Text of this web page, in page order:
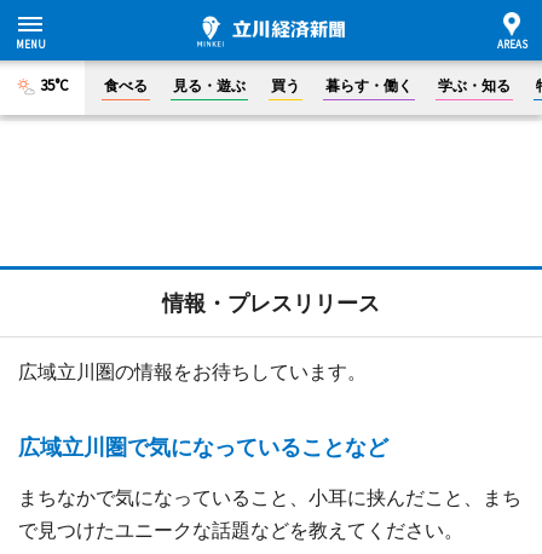
35°C 食べる 見る・遊ぶ 買う 暮らす・働く 学ぶ・知る
情報・プレスリリース
広域立川圏の情報をお待ちしています。
広域立川圏で気になっていることなど
まちなかで気になっていること、小耳に挟んだこと、まち
で見つけたユニークな話題などを教えてください。